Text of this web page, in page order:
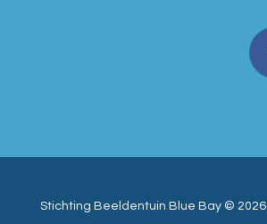
Stichting Beeldentuin Blue Bay © 2026